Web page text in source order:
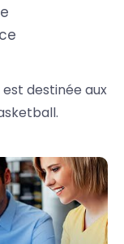
destinée aux